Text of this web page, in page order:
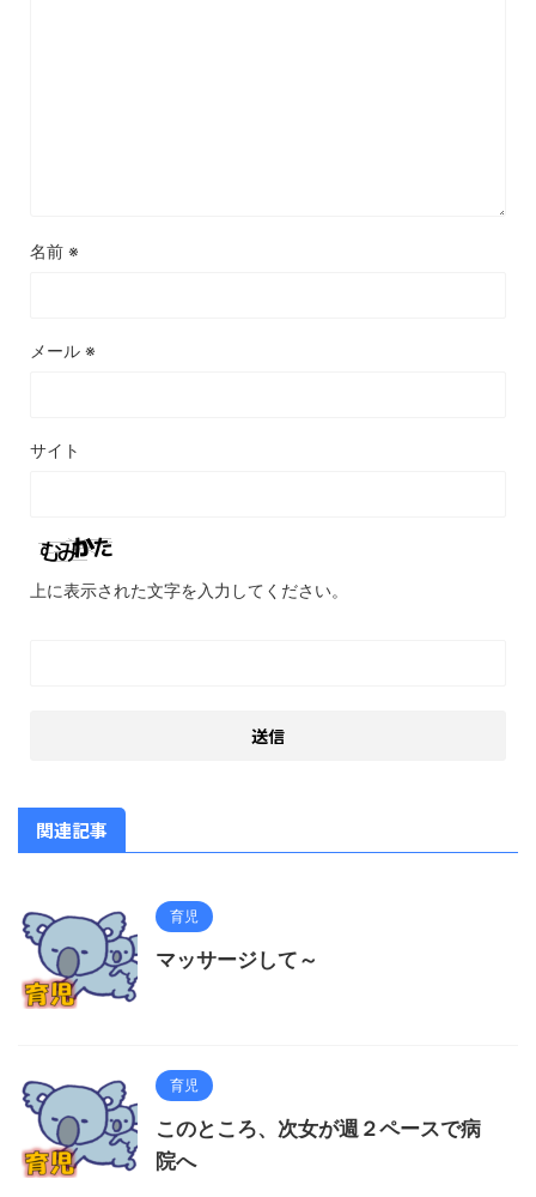
名前 ※
メール ※
サイト
上に表示された文字を入力してください。
関連記事
育児
マッサージして～
育児
このところ、次女が週２ペースで病
院へ